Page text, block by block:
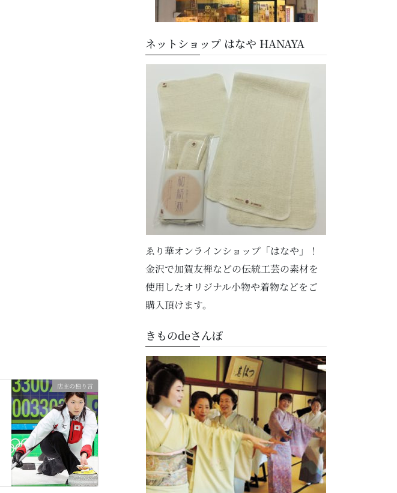
店主の独り言
ネットショップ はなや HANAYA
ゑり華オンラインショップ「はなや」！
金沢で加賀友禅などの伝統工芸の素材を
使用したオリジナル小物や着物などをご
購入頂けます。
きものdeさんぽ